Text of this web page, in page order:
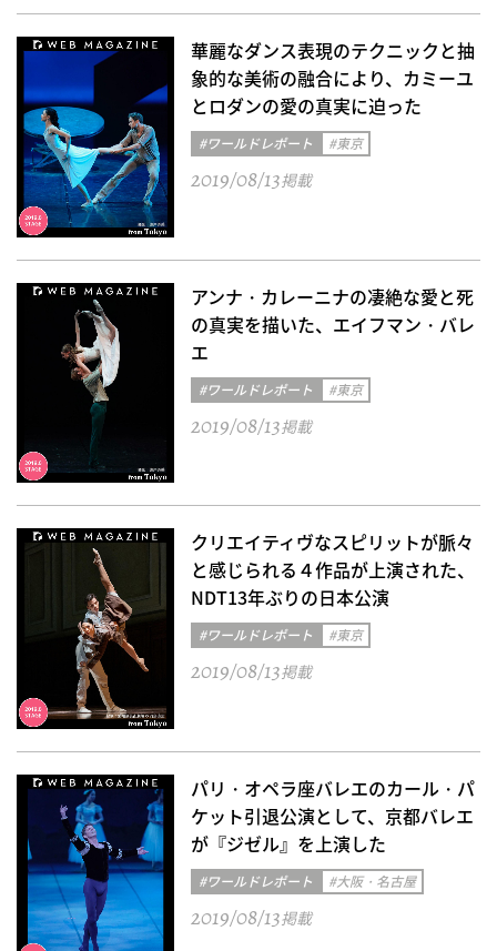
華麗なダンス表現のテクニックと抽
象的な美術の融合により、カミーユ
とロダンの愛の真実に迫った
#ワールドレポート #東京
2019/08/13掲載
アンナ・カレーニナの凄絶な愛と死
の真実を描いた、エイフマン・バレ
エ
#ワールドレポート #東京
2019/08/13掲載
クリエイティヴなスピリットが脈々
と感じられる４作品が上演された、
NDT13年ぶりの日本公演
#ワールドレポート #東京
2019/08/13掲載
パリ・オペラ座バレエのカール・パ
ケット引退公演として、京都バレエ
が『ジゼル』を上演した
#ワールドレポート #大阪・名古屋
2019/08/13掲載